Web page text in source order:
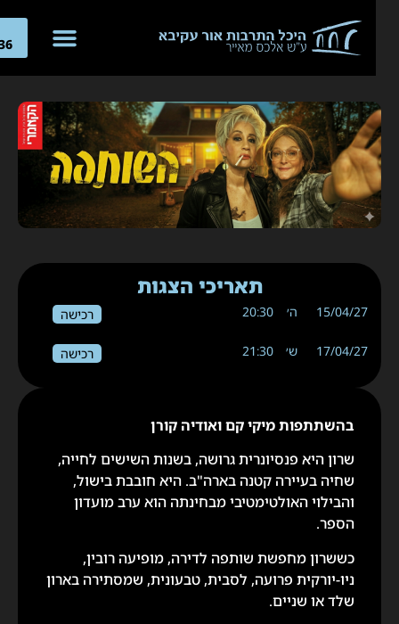
תאריכי הצגות
15/04/27 ה׳ 20:30 רכישה
17/04/27 ש׳ 21:30 רכישה
בהשתתפות מיקי קם ואודיה קורן
שרון היא פנסיונרית גרושה, בשנות השישים לחייה,
שחיה בעיירה קטנה בארה"ב. היא חובבת בישול,
והבילוי האולטימטיבי מבחינתה הוא ערב מועדון
הספר.
כששרון מחפשת שותפה לדירה, מופיעה רובין,
ניו-יורקית פרועה, לסבית, טבעונית, שמסתירה בארון
שלד או שניים.